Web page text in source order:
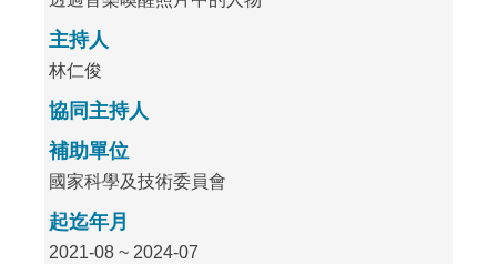
主持人
林仁俊
協同主持人
補助單位
國家科學及技術委員會
起迄年月
2021-08 ~ 2024-07